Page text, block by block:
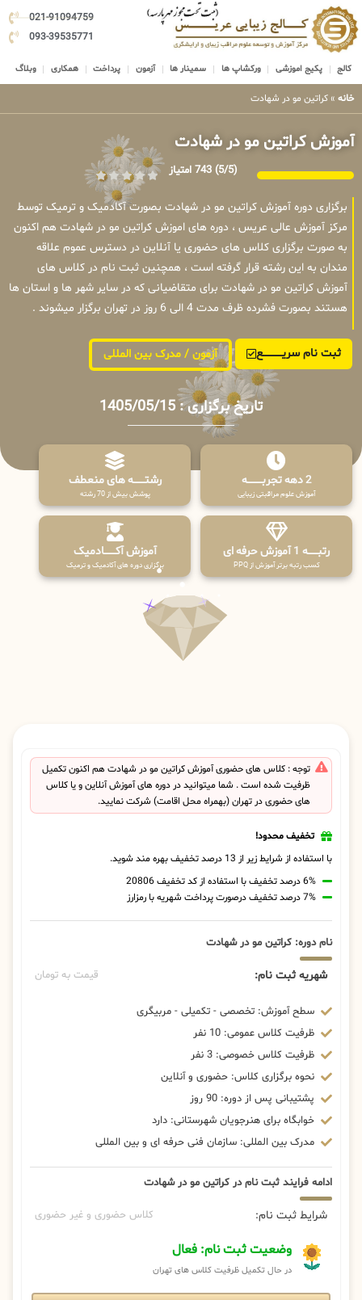
021-91094759
093-39535771
کالج پکیج اموزشی ورکشاپ ها سمینار ها آزمون پرداخت همکاری وبلاگ
خانه » کراتین مو در شهادت
آموزش کراتین مو در شهادت
(5/5) 743 امتیاز
برگزاری دوره آموزش کراتین مو در شهادت بصورت آکادمیک و ترمیک توسط
مرکز آموزش عالی عریس ، دوره های اموزش کراتین مو در شهادت هم اکنون
به صورت برگزاری کلاس های حضوری یا آنلاین در دسترس عموم علاقه
مندان به این رشته قرار گرفته است ، همچنین ثبت نام در کلاس های
آموزش کراتین مو در شهادت برای متقاضیانی که در سایر شهر ها و استان ها
هستند بصورت فشرده ظرف مدت 4 الی 6 روز در تهران برگزار میشوند .
ثبت نام سریــــــــــــع آزمون / مدرک بین المللی
تاریخ برگزاری : 1405/05/15
2 دهه تجربـــــــــه
آموزش علوم مراقبتی زیبایی
رشتـــــــه های منعطف
پوشش بیش از 70 رشته
رتبــــــه 1 آموزش حرفه ای
کسب رتبه برتر آموزش از PPQ
آموزش آکـــــــادمیک
برگزاری دوره های آکادمیک و ترمیک
توجه : کلاس های حضوری آموزش کراتین مو در شهادت هم اکنون تکمیل
ظرفیت شده است . شما میتوانید در دوره های آموزش آنلاین و یا کلاس
های حضوری در تهران (بهمراه محل اقامت) شرکت نمایید.
تخفیف محدود!
با استفاده از شرایط زیر از 13 درصد تخفیف بهره مند شوید.
6% درصد تخفیف با استفاده از کد تخفیف 20806
7% درصد تخفیف درصورت پرداخت شهریه با رمزارز
نام دوره: کراتین مو در شهادت
شهریه ثبت نام: قیمت به تومان
سطح آموزش: تخصصی - تکمیلی - مربیگری
ظرفیت کلاس عمومی: 10 نفر
ظرفیت کلاس خصوصی: 3 نفر
نحوه برگزاری کلاس: حضوری و آنلاین
پشتیبانی پس از دوره: 90 روز
خوابگاه برای هنرجویان شهرستانی: دارد
مدرک بین المللی: سازمان فنی حرفه ای و بین المللی
ادامه فرایند ثبت نام در کراتین مو در شهادت
شرایط ثبت نام: کلاس حضوری و غیر حضوری
وضعیت ثبت نام: فعال
در حال تکمیل ظرفیت کلاس های تهران